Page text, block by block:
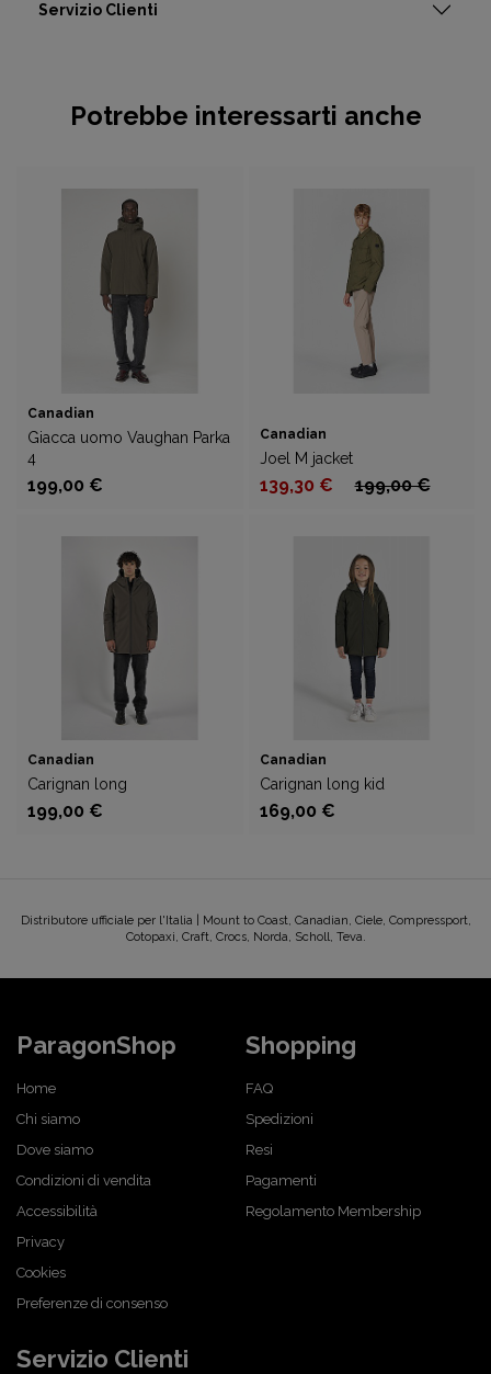
Servizio Clienti
Potrebbe interessarti anche
Canadian
Giacca uomo Vaughan Parka
4
199,00 €
Canadian
Joel M jacket
139,30 € 199,00 €
Canadian
Carignan long
199,00 €
Canadian
Carignan long kid
169,00 €
Distributore ufficiale per l'Italia | Mount to Coast, Canadian, Ciele, Compressport,
Cotopaxi, Craft, Crocs, Norda, Scholl, Teva.
ParagonShop
Home
Chi siamo
Dove siamo
Condizioni di vendita
Accessibilità
Privacy
Cookies
Preferenze di consenso
Shopping
FAQ
Spedizioni
Resi
Pagamenti
Regolamento Membership
Servizio Clienti